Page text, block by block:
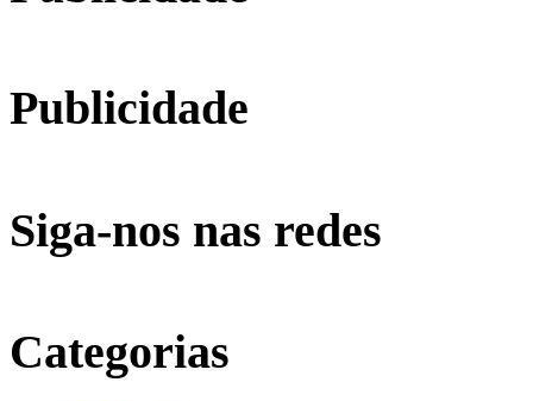
Publicidade
Siga-nos nas redes
Categorias